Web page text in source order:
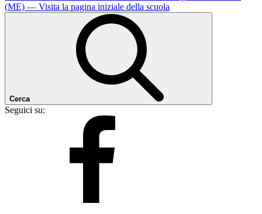
(ME) — Visita la pagina iniziale della scuola
Cerca
Seguici su: